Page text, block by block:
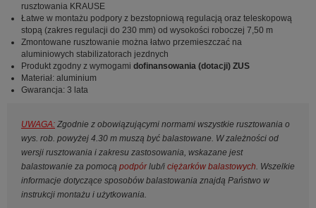
rusztowania KRAUSE
Łatwe w montażu podpory z bezstopniową regulacją oraz teleskopową
stopą (zakres regulacji do 230 mm) od wysokości roboczej 7,50 m
Zmontowane rusztowanie można łatwo przemieszczać na
aluminiowych stabilizatorach jezdnych
Produkt zgodny z wymogami dofinansowania (dotacji) ZUS
Materiał: aluminium
Gwarancja: 3 lata
UWAGA: Zgodnie z obowiązującymi normami wszystkie rusztowania o
wys. rob. powyżej 4.30 m muszą być balastowane. W zależności od
wersji rusztowania i zakresu zastosowania, wskazane jest
balastowanie za pomocą podpórlub/i ciężarków balastowych. Wszelkie
informacje dotyczące sposobów balastowania znajdą Państwo w
instrukcji montażu i użytkowania.